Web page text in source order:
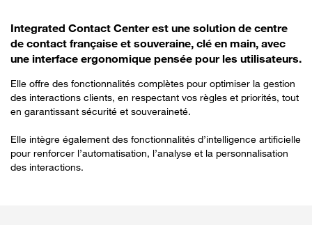
Integrated Contact Center est une solution de centre
de contact française et souveraine, clé en main, avec
une interface ergonomique pensée pour les utilisateurs.
Elle offre des fonctionnalités complètes pour optimiser la gestion
des interactions clients, en respectant vos règles et priorités, tout
en garantissant sécurité et souveraineté.
Elle intègre également des fonctionnalités d’intelligence artificielle
pour renforcer l’automatisation, l’analyse et la personnalisation
des interactions.